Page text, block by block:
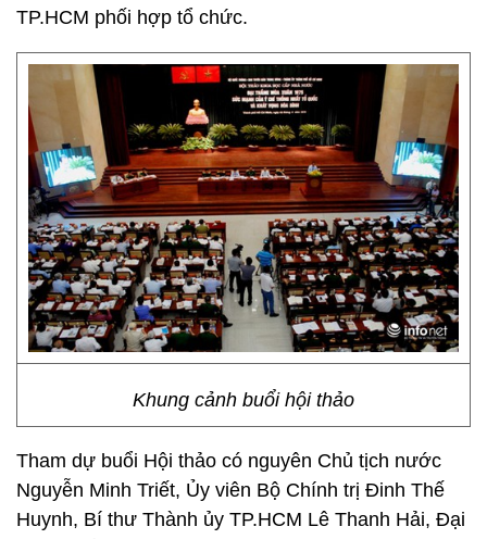
TP.HCM phối hợp tổ chức.
Khung cảnh buổi hội thảo
Tham dự buổi Hội thảo có nguyên Chủ tịch nước
Nguyễn Minh Triết, Ủy viên Bộ Chính trị Đinh Thế
Huynh, Bí thư Thành ủy TP.HCM Lê Thanh Hải, Đại